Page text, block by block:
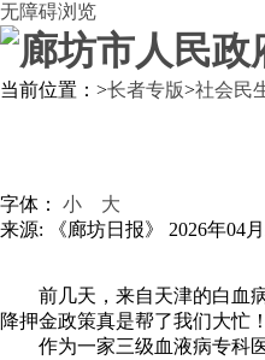
无障碍浏览
当前位置： >长者专版>社会民
字体： 小
大
来源: 《廊坊日报》
2026年04
前几天，来自天津的白血
降押金政策真是帮了我们大忙
作为一家三级血液病专科